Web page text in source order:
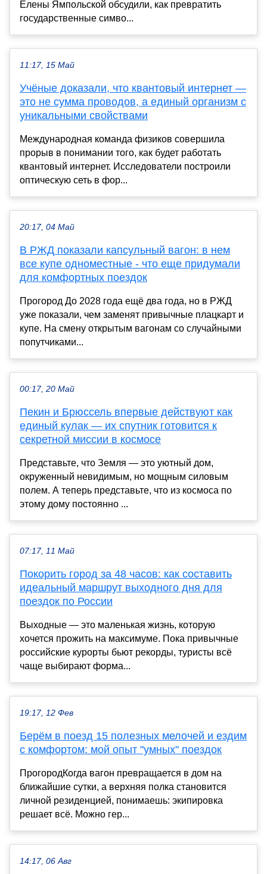
Елены Ямпольской обсудили, как превратить
государственные симво...
11:17, 15 Май
Учёные доказали, что квантовый интернет —
это не сумма проводов, а единый организм с
уникальными свойствами
Международная команда физиков совершила
прорыв в понимании того, как будет работать
квантовый интернет. Исследователи построили
оптическую сеть в фор...
20:17, 04 Май
В РЖД показали капсульный вагон: в нем
все купе одноместные - что еще придумали
для комфортных поездок
Прогород До 2028 года ещё два года, но в РЖД
уже показали, чем заменят привычные плацкарт и
купе. На смену открытым вагонам со случайными
попутчиками...
00:17, 20 Май
Пекин и Брюссель впервые действуют как
единый кулак — их спутник готовится к
секретной миссии в космосе
Представьте, что Земля — это уютный дом,
окруженный невидимым, но мощным силовым
полем. А теперь представьте, что из космоса по
этому дому постоянно ...
07:17, 11 Май
Покорить город за 48 часов: как составить
идеальный маршрут выходного дня для
поездок по России
Выходные — это маленькая жизнь, которую
хочется прожить на максимуме. Пока привычные
российские курорты бьют рекорды, туристы всё
чаще выбирают форма...
19:17, 12 Фев
Берём в поезд 15 полезных мелочей и ездим
с комфортом: мой опыт "умных" поездок
ПрогородКогда вагон превращается в дом на
ближайшие сутки, а верхняя полка становится
личной резиденцией, понимаешь: экипировка
решает всё. Можно гер...
14:17, 06 Авг